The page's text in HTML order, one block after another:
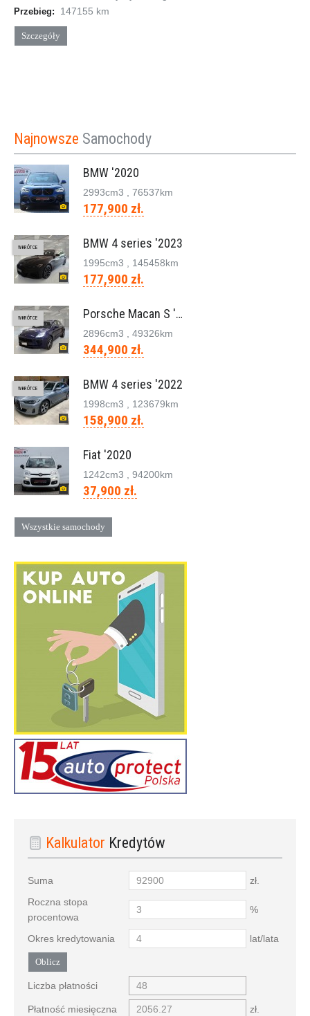
Przebieg: 147155 km
Szczegóły
Najnowsze Samochody
BMW '2020
2993cm3 , 76537km
177,900 zł.
WKRÓTCE BMW 4 series '2023
1995cm3 , 145458km
177,900 zł.
WKRÓTCE Porsche Macan S '2023
2896cm3 , 49326km
344,900 zł.
WKRÓTCE BMW 4 series '2022
1998cm3 , 123679km
158,900 zł.
Fiat '2020
1242cm3 , 94200km
37,900 zł.
Wszystkie samochody
Kalkulator Kredytów
Suma
zł.
Roczna stopa
procentowa
%
Okres kredytowania lat/lata
Oblicz
Liczba płatności
Płatność miesięczna zł.